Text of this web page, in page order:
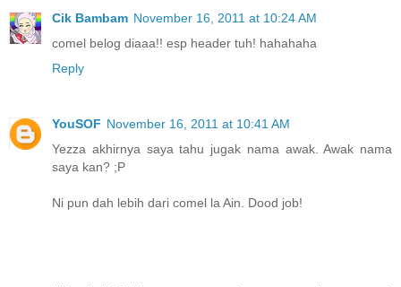
Cik Bambam November 16, 2011 at 10:24 AM
comel belog diaaa!! esp header tuh! hahahaha
Reply
YouSOF November 16, 2011 at 10:41 AM
Yezza akhirnya saya tahu jugak nama awak. Awak nama
saya kan? ;P
Ni pun dah lebih dari comel la Ain. Dood job!